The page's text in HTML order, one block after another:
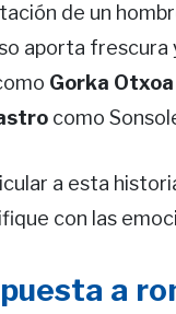
de un
aporta frescura
Gorka Otxoa
como
a esta
con las
a